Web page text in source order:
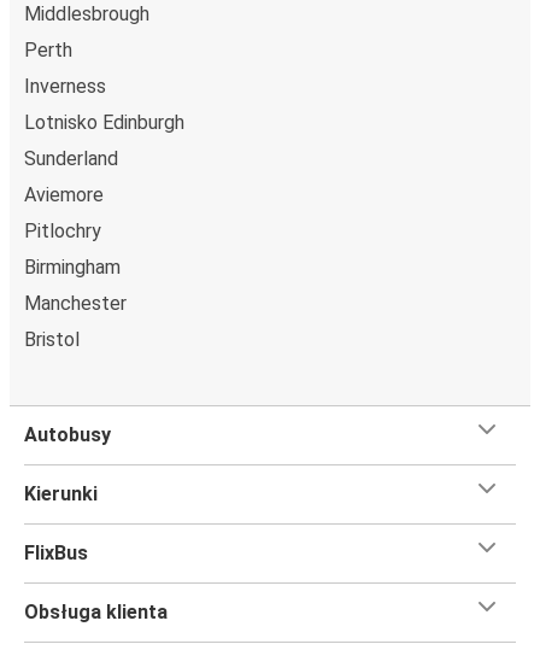
Middlesbrough
Perth
Inverness
Lotnisko Edinburgh
Sunderland
Aviemore
Pitlochry
Birmingham
Manchester
Bristol
Autobusy
Kierunki
FlixBus
Obsługa klienta